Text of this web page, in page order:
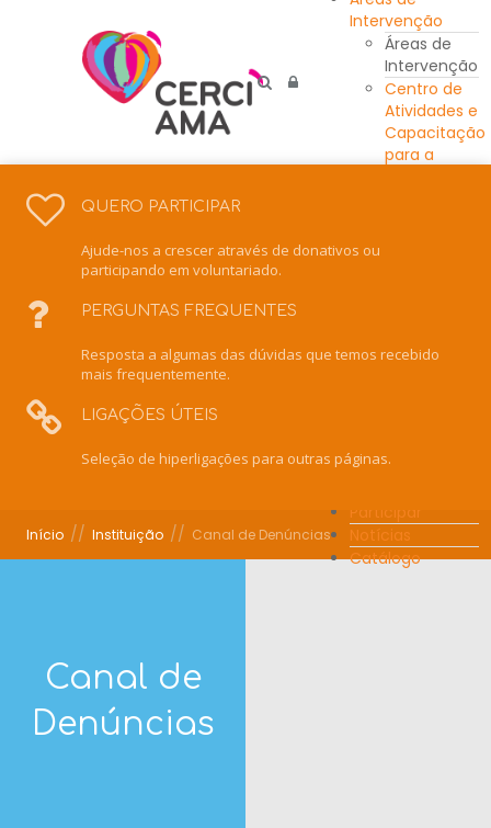
Intervenção
Áreas de
Intervenção
Centro de
Atividades e
Capacitação
para a
Centro de
Apoio
Participar
Notícias
Catálogo
QUERO PARTICIPAR
Ajude-nos a crescer através de donativos ou
participando em voluntariado.
PERGUNTAS FREQUENTES
Resposta a algumas das dúvidas que temos recebido
mais frequentemente.
LIGAÇÕES ÚTEIS
Seleção de hiperligações para outras páginas.
Início // Instituição // Canal de Denúncias
Canal de
Denúncias